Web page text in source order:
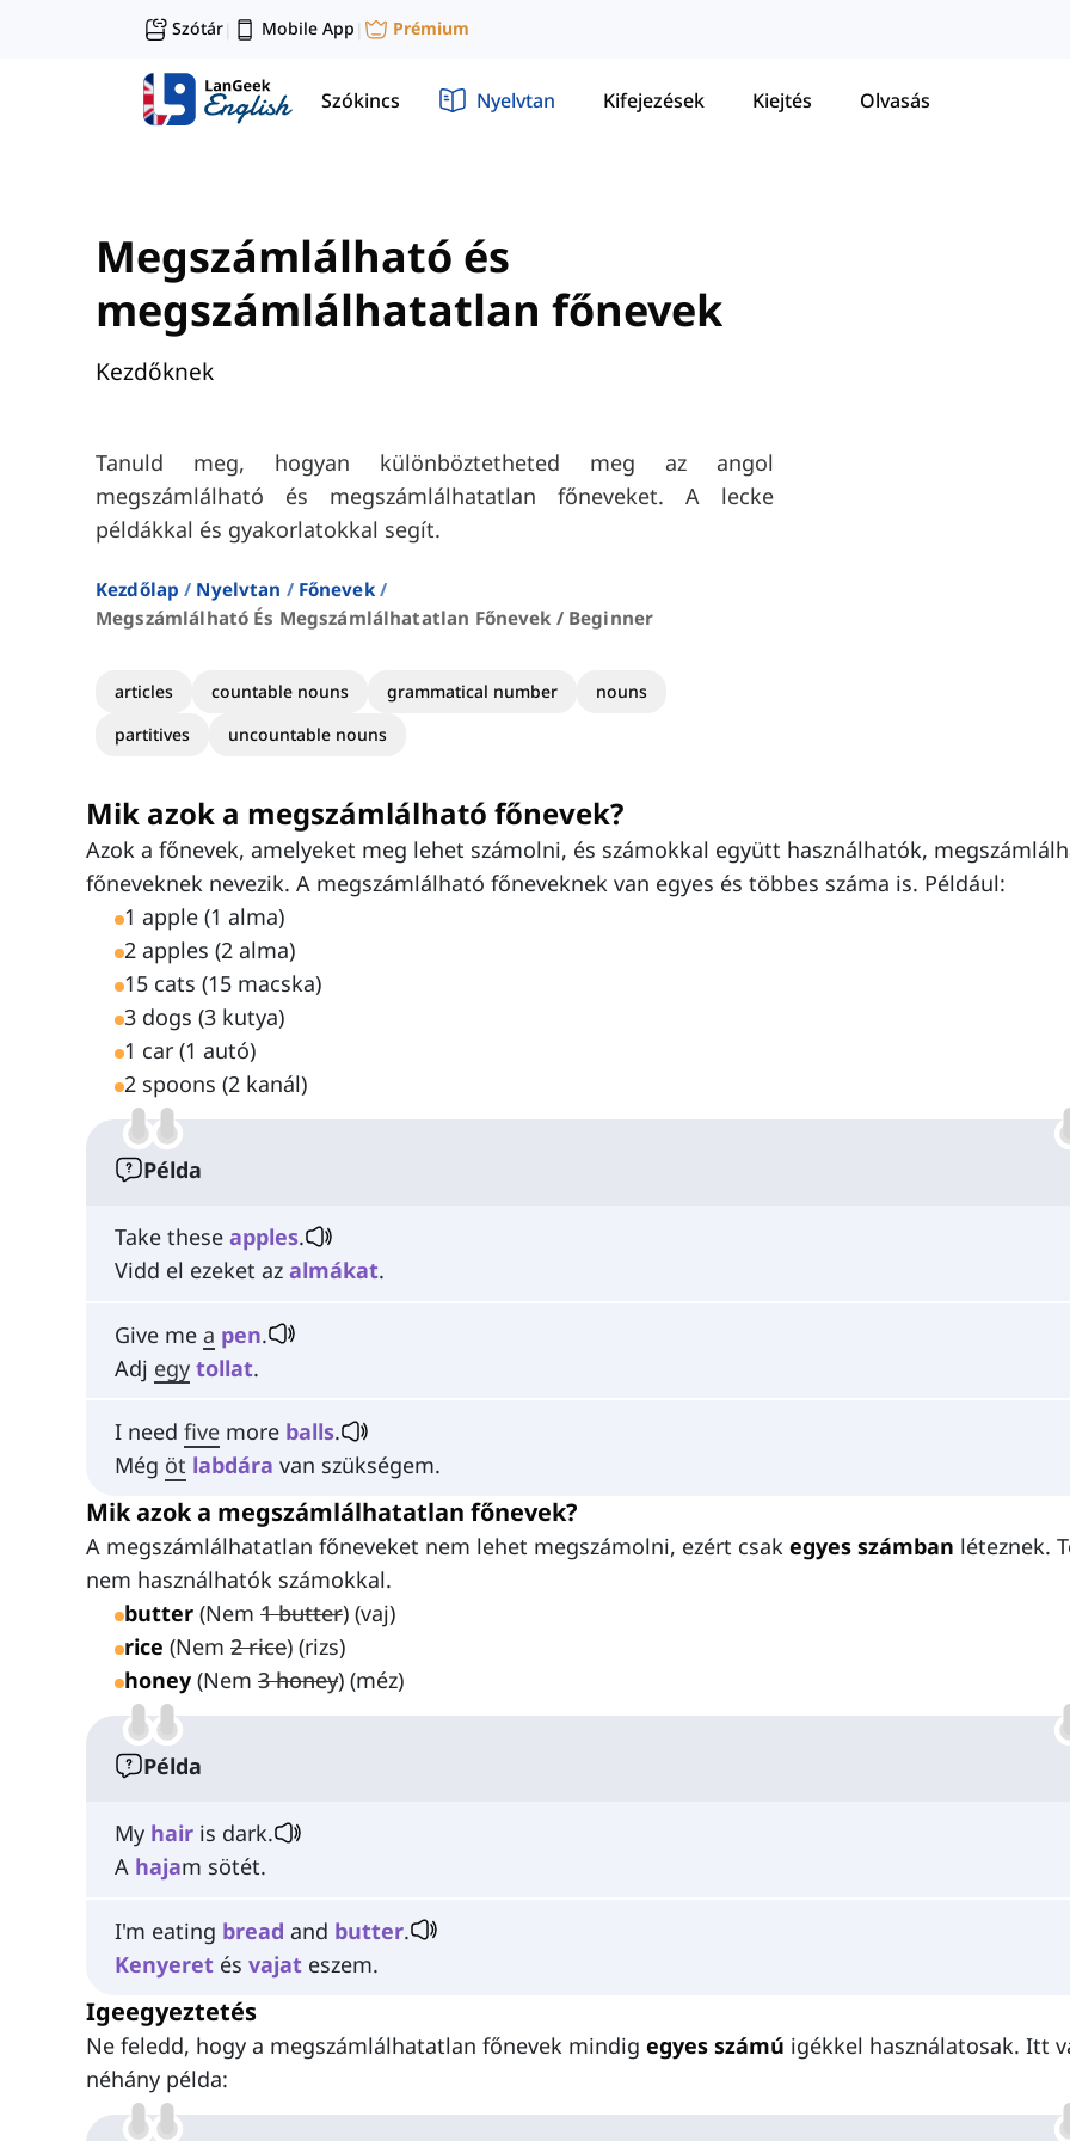
Szótár| Mobile App | Prémium
Szókincs Nyelvtan Kifejezések Kiejtés Olvasás
Megszámlálható és
megszámlálhatatlan főnevek
Kezdőknek
Tanuld meg, hogyan különböztetheted meg az angol
megszámlálható és megszámlálhatatlan főneveket. A lecke
példákkal és gyakorlatokkal segít.
Kezdőlap Nyelvtan
Főnevek
Megszámlálható És Megszámlálhatatlan Főnevek / Beginner
articles countable nouns grammatical number
nouns
partitives
uncountable nouns
Mik azok a megszámlálható főnevek?
Azok a főnevek, amelyeket meg lehet számolni, és számokkal együtt használhatók,
főneveknek nevezik. A megszámlálható főneveknek van egyes és többes száma is. Például:
1 apple (1 alma)
2 apples (2 alma)
15 cats (15 macska)
3 dogs (3 kutya)
1 car (1 autó)
2 spoons (2 kanál)
Példa
Take these apples.
Vidd el ezeket az almákat.
Give me a pen.
Adj egy tollat.
I need five more balls.
Még öt labdára van szükségem.
Mik azok a megszámlálhatatlan főnevek?
A megszámlálhatatlan főneveket nem lehet megszámolni, ezért csak egyes számban léteznek.
nem használhatók számokkal.
butter (Nem 1 butter) (vaj)
rice (Nem 2 rice) (rizs)
honey (Nem 3 honey) (méz)
Példa
My hair is dark.
A hajam sötét.
I'm eating bread and butter.
Kenyeret és vajat eszem.
Igeegyeztetés
Ne feledd, hogy a megszámlálhatatlan főnevek mindig egyes számú igékkel használatosak. Itt
néhány példa: